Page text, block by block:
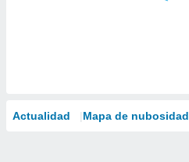
Actualidad Mapa de nubosidad